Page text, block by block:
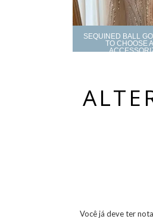
SEQUINED BALL
TO CHOOSE
Você já deve ter